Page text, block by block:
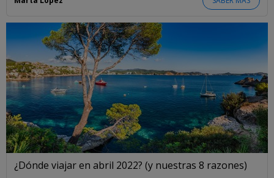
¿Dónde viajar en abril 2022? (y nuestras 8 razones)